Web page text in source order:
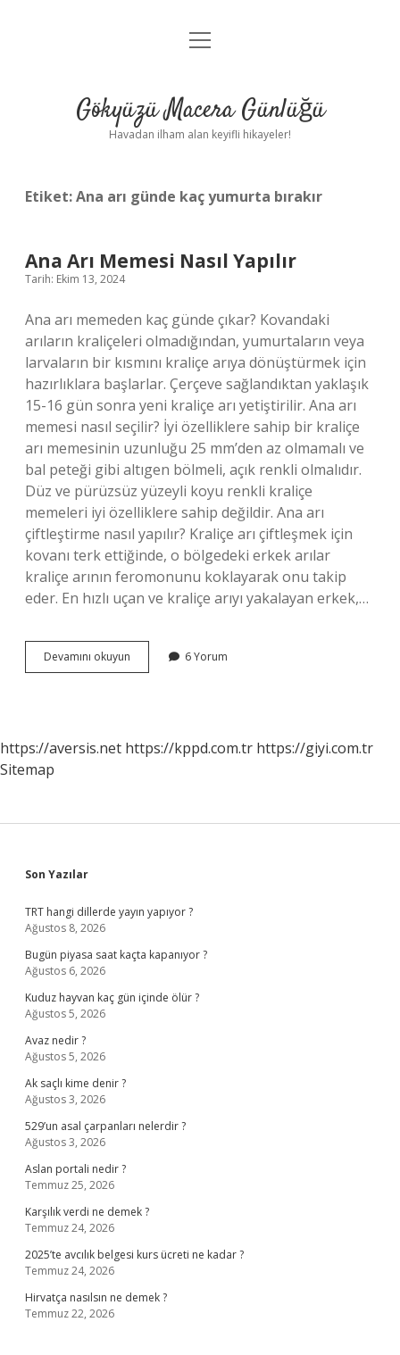
Anasayfa
Yasal Uyarı
menüyü
Gökyüzü Macera Günlüğü
Havadan ilham alan keyifli hikayeler!
Etiket:Ana arı günde kaç yumurta bırakır
Ana Arı Memesi Nasıl Yapılır
Tarih: Ekim 13, 2024
Ana arı memeden kaç günde çıkar? Kovandaki
arıların kraliçeleri olmadığından, yumurtaların veya
larvaların bir kısmını kraliçe arıya dönüştürmek için
hazırlıklara başlarlar. Çerçeve sağlandıktan yaklaşık
15-16 gün sonra yeni kraliçe arı yetiştirilir. Ana arı
memesi nasıl seçilir? İyi özelliklere sahip bir kraliçe
arı memesinin uzunluğu 25 mm’den az olmamalı ve
bal peteği gibi altıgen bölmeli, açık renkli olmalıdır.
Düz ve pürüzsüz yüzeyli koyu renkli kraliçe
memeleri iyi özelliklere sahip değildir. Ana arı
çiftleştirme nasıl yapılır? Kraliçe arı çiftleşmek için
kovanı terk ettiğinde, o bölgedeki erkek arılar
kraliçe arının feromonunu koklayarak onu takip
eder. En hızlı uçan ve kraliçe arıyı yakalayan erkek,…
Devamını okuyun
Arı
6 Yorum
https://aversis.net https://kppd.com.tr https://giyi.com.tr
Sitemap
Sidebar
Son Yazılar
TRT hangi dillerde yayın yapıyor ?
Ağustos 8, 2026
Bugün piyasa saat kaçta kapanıyor ?
Ağustos 6, 2026
Kuduz hayvan kaç gün içinde ölür ?
Ağustos 5, 2026
Avaz nedir ?
Ağustos 5, 2026
Ak saçlı kime denir ?
Ağustos 3, 2026
529’un asal çarpanları nelerdir ?
Ağustos 3, 2026
Aslan portali nedir ?
Temmuz 25, 2026
Karşılık verdi ne demek ?
Temmuz 24, 2026
2025’te avcılık belgesi kurs ücreti ne kadar ?
Temmuz 24, 2026
Hirvatça nasılsın ne demek ?
Temmuz 22, 2026